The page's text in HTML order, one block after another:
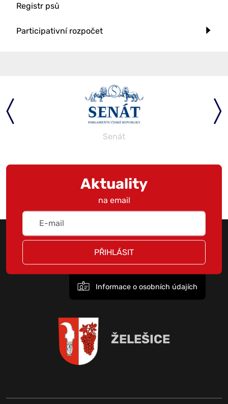
Registr psů
Participativní rozpočet
Senát
Aktuality
na email
PŘIHLÁSIT
Informace o osobních údajích
ŽELEŠICE